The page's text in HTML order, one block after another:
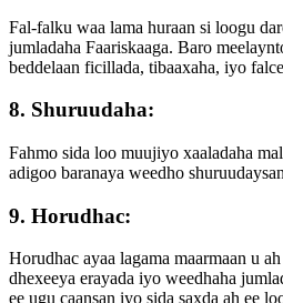
Fal-falku waa lama huraan si loogu
jumladaha Faariskaaga. Baro
beddelaan ficillada, tibaaxaha, iyo
8. Shuruudaha:
Fahmo sida loo muujiyo xaaladaha
adigoo baranaya weedho
9. Horudhac:
Horudhac ayaa lagama maarmaan u
dhexeeya erayada iyo weedhaha
ee ugu caansan iyo sida saxda ah ee